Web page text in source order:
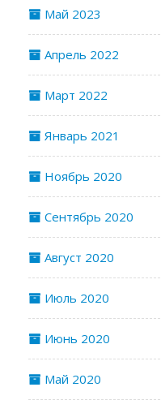
Май 2023
Апрель 2022
Март 2022
Январь 2021
Ноябрь 2020
Сентябрь 2020
Август 2020
Июль 2020
Июнь 2020
Май 2020